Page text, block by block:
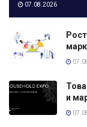
07.08.2026
и